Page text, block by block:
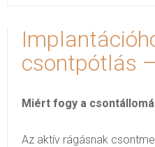
csontpótlás
Miért fogy a
Az aktív rágásnak